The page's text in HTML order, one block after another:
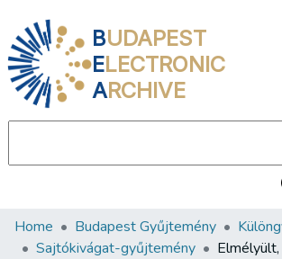
BUDAPEST
ELECTRONIC
ARCHIVE
Communities & Collections
Home Budapest Gyűjtemény
Sajtókivágat-gyűjtemény